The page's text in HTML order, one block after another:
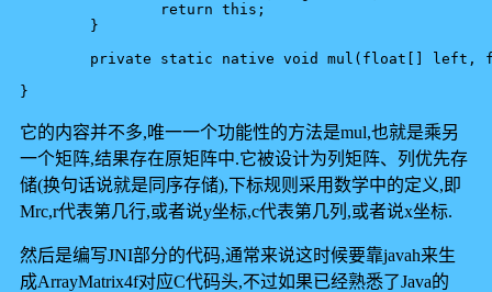
它的内容并不多,唯一一个功能性的方法是mul,也就是乘另
一个矩阵,结果存在原矩阵中.它被设计为列矩阵、列优先存
储(换句话说就是同序存储),下标规则采用数学中的定义,即
Mrc,r代表第几行,或者说y坐标,c代表第几列,或者说x坐标.
然后是编写JNI部分的代码,通常来说这时候要靠javah来生
成ArrayMatrix4f对应C代码头,不过如果已经熟悉了Java的